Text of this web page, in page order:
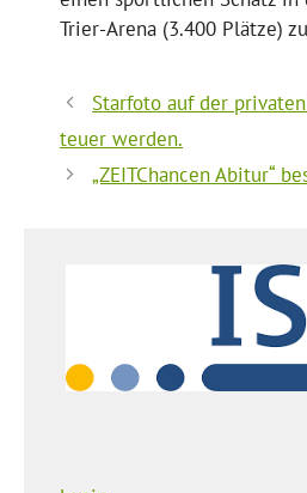
Trier-Arena (3.400 Plätze)
Starfoto auf der
teuer werden.
„ZEITChancen Abitur“